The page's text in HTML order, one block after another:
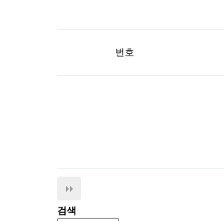
번호
검색